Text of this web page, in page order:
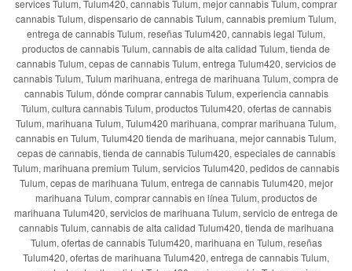
services Tulum, Tulum420, cannabis Tulum, mejor cannabis Tulum, comprar
cannabis Tulum, dispensario de cannabis Tulum, cannabis premium Tulum,
entrega de cannabis Tulum, reseñas Tulum420, cannabis legal Tulum,
productos de cannabis Tulum, cannabis de alta calidad Tulum, tienda de
cannabis Tulum, cepas de cannabis Tulum, entrega Tulum420, servicios de
cannabis Tulum, Tulum marihuana, entrega de marihuana Tulum, compra de
cannabis Tulum, dónde comprar cannabis Tulum, experiencia cannabis
Tulum, cultura cannabis Tulum, productos Tulum420, ofertas de cannabis
Tulum, marihuana Tulum, Tulum420 marihuana, comprar marihuana Tulum,
cannabis en Tulum, Tulum420 tienda de marihuana, mejor cannabis Tulum,
cepas de cannabis, tienda de cannabis Tulum420, especiales de cannabis
Tulum, marihuana premium Tulum, servicios Tulum420, pedidos de cannabis
Tulum, cepas de marihuana Tulum, entrega de cannabis Tulum420, mejor
marihuana Tulum, comprar cannabis en línea Tulum, productos de
marihuana Tulum420, servicios de marihuana Tulum, servicio de entrega de
cannabis Tulum, cannabis de alta calidad Tulum420, tienda de marihuana
Tulum, ofertas de cannabis Tulum420, marihuana en Tulum, reseñas
Tulum420, ofertas de marihuana Tulum420, entrega de cannabis Tulum,